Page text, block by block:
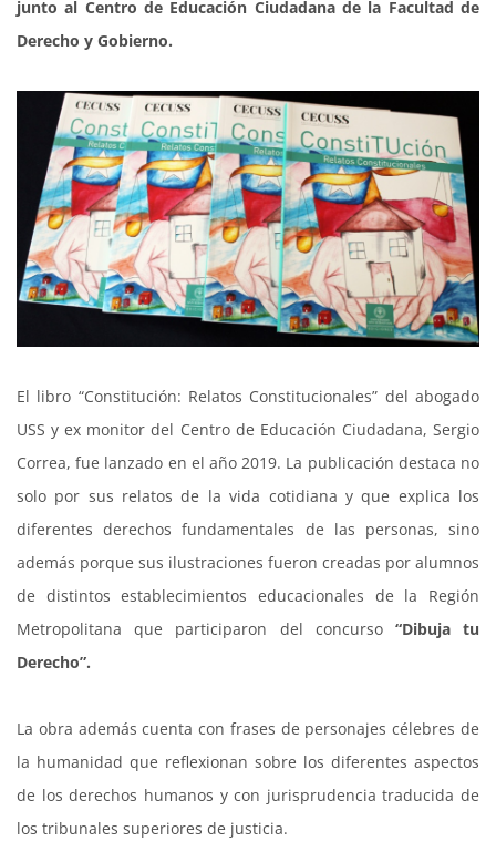
junto al Centro de Educación Ciudadana de la Facultad de
Derecho y Gobierno.
El libro “Constitución: Relatos Constitucionales” del abogado
USS y ex monitor del Centro de Educación Ciudadana, Sergio
Correa, fue lanzado en el año 2019. La publicación destaca no
solo por sus relatos de la vida cotidiana y que explica los
diferentes derechos fundamentales de las personas, sino
además porque sus ilustraciones fueron creadas por alumnos
de distintos establecimientos educacionales de la Región
Metropolitana que participaron del concurso “Dibuja tu
Derecho”.
La obra además cuenta con frases de personajes célebres de
la humanidad que reflexionan sobre los diferentes aspectos
de los derechos humanos y con jurisprudencia traducida de
los tribunales superiores de justicia.